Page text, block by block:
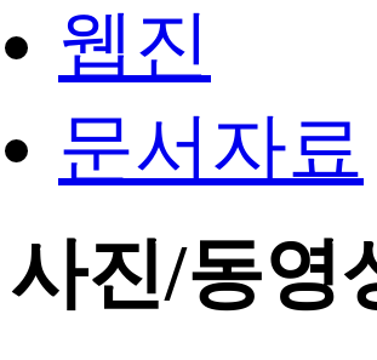
웹진
문서자료
사진/동영